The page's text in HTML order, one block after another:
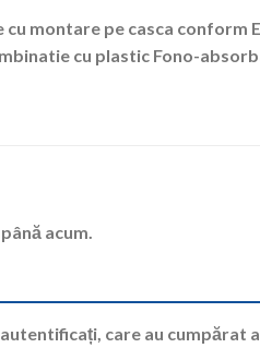
montare pe casca conform
cu plastic Fono-
acum.
care au cumpărat